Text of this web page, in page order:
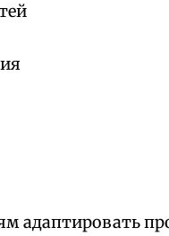
адаптировать